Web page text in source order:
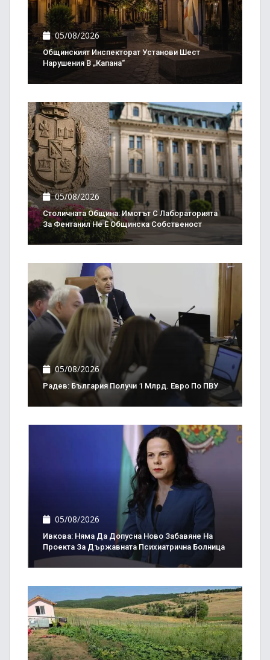
05/08/2026
Общинският Инспекторат Установи Шест
Нарушения В „Капана“
05/08/2026
Столичната Община: Имотът С Лабораторията
За Фентанил Не Е Общинска Собственост
05/08/2026
Радев: България Получи 1 Млрд. Евро По ПВУ
05/08/2026
Ивкова: Няма Да Допусна Ново Забавяне На
Проекта За Държавната Психиатрична Болница